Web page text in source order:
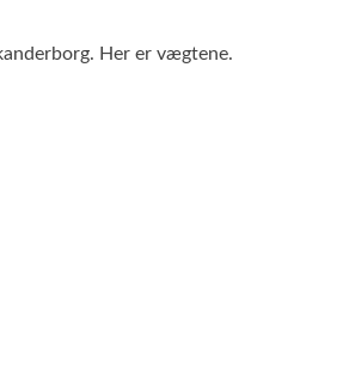
Her er vægtene.